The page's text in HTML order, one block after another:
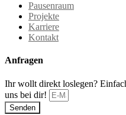
Pausenraum
Projekte
Karriere
Kontakt
Anfragen
Ihr wollt direkt loslegen?
uns bei dir!
Senden